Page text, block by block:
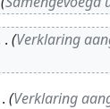
Verklaring
Verklaring